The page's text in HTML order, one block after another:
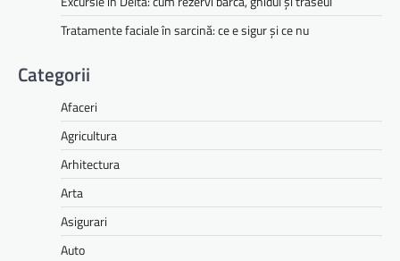
Tratamente faciale în sarcină: ce e sigur și ce nu
Categorii
Afaceri
Agricultura
Arhitectura
Arta
Asigurari
Auto